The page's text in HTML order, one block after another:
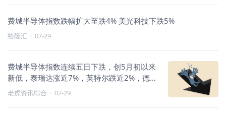
费城半导体指数跌幅扩大至跌4% 美光科技下跌5%
格隆汇 · 07-29
费城半导体指数连续五日下跌，创5月初以来
新低，泰瑞达涨近7%，英特尔跌近2%，德州
仪器、亚德诺跌超1%
老虎资讯综合 · 07-29